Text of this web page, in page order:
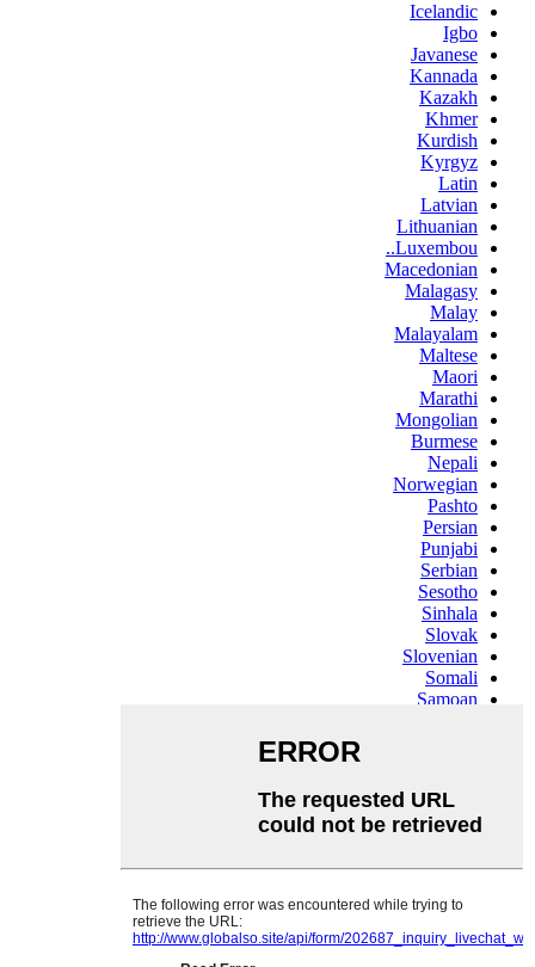
Icelandic
Igbo
Javanese
Kannada
Kazakh
Khmer
Kurdish
Kyrgyz
Latin
Latvian
Lithuanian
Luxembou..
Macedonian
Malagasy
Malay
Malayalam
Maltese
Maori
Marathi
Mongolian
Burmese
Nepali
Norwegian
Pashto
Persian
Punjabi
Serbian
Sesotho
Sinhala
Slovak
Slovenian
Somali
Samoan
Swahili
Tajik
Telugu
Ukrainian
Urdu